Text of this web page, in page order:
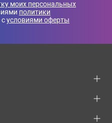
моих персональных
политики
сусловиями оферты